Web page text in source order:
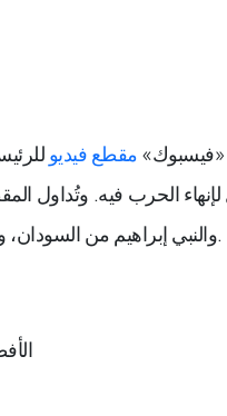
«فيسبوك» مقطع فيديو
الحرب فيه. وتُداول
والنبي إبراهيم من السودان، وأنه لذلك يسعى إلى إنهاء الحرب في البلاد.